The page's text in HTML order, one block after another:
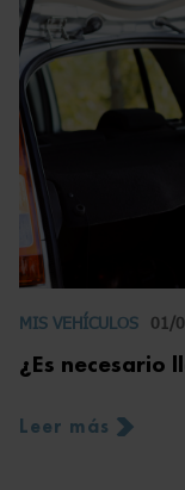
MIS VEHÍCULOS 01/
¿Es necesario
Leer más